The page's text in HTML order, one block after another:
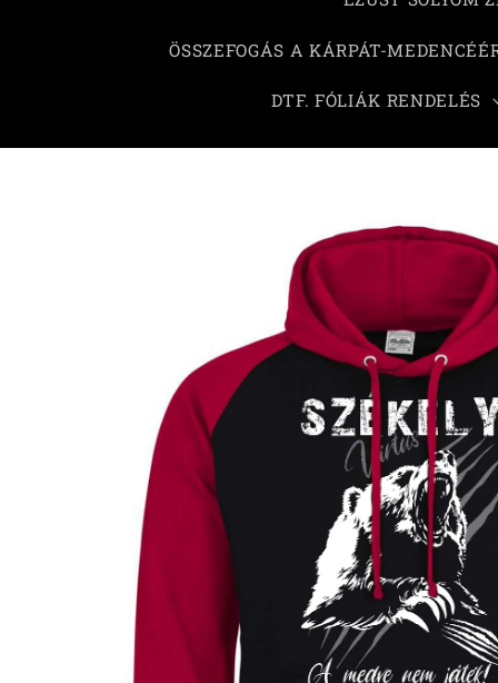
ÖSSZEFOGÁS A KÁRPÁT-
DTF. FÓLIÁK RENDELÉS